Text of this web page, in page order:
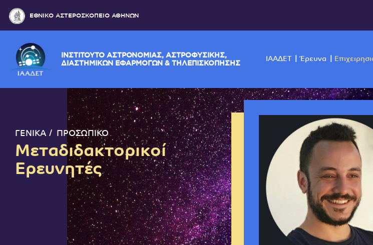
ΙΝΣΤΙΤΟΥΤΟ ΑΣΤΡΟΝΟΜΙΑΣ, ΑΣΤΡΟΦΥΣΙΚΗΣ,
ΕΘΝΙΚΟ ΑΣΤΕΡΟΣΚΟΠΕΙΟ ΑΘΗΝΩΝ
ΓΕΝΙΚΑ ΠΡΟΣΩΠΙΚΟ
Μεταδιδακτορικοί
Ερευνητές